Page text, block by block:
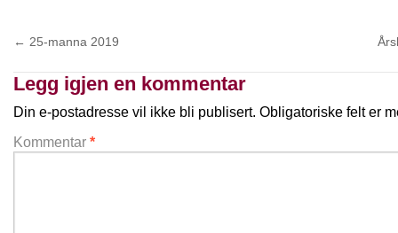
← 25-manna 2019
Legg igjen en kommentar
Din e-postadresse vil ikke bli publisert. Obligatoriske felt er
Kommentar *